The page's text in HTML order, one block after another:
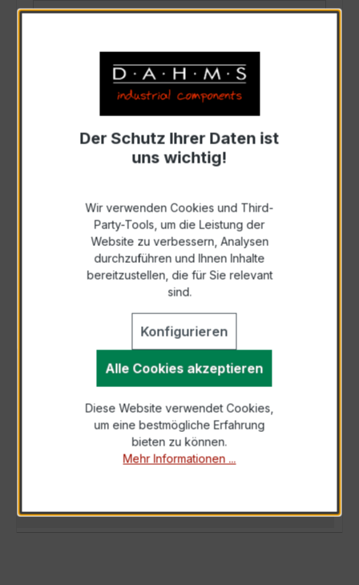
Scheinleistung (VA)auswählen
Auswahl zurücksetzen
Anfrage schriftlich
Als PDF exportieren
BESCHREIBUNG
Der Wickelstromwandler WSK 60 30/5A 15VA
Kl.1 ist ein flexibler, hochpräziser
Niederspannungs-Messwandler der bewährten
Der Schutz Ihrer Daten ist
uns wichtig!
Wir verwenden Cookies und Third-
Party-Tools, um die Leistung der
Website zu verbessern, Analysen
durchzuführen und Ihnen Inhalte
bereitzustellen, die für Sie relevant
sind.
Konfigurieren
Alle Cookies akzeptieren
Diese Website verwendet Cookies,
um eine bestmögliche Erfahrung
bieten zu können.
Mehr Informationen ...